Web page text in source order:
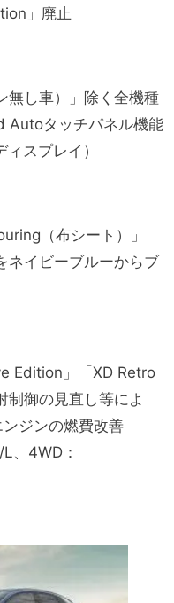
」廃止
無し車）」除く全機種
Autoタッチパネル機能
スプレイ）
（布シート）」
ネイビーブルーからブ
Edition」「XD Retro
御の見直し等によ
ジンの燃費改善
、4WD：